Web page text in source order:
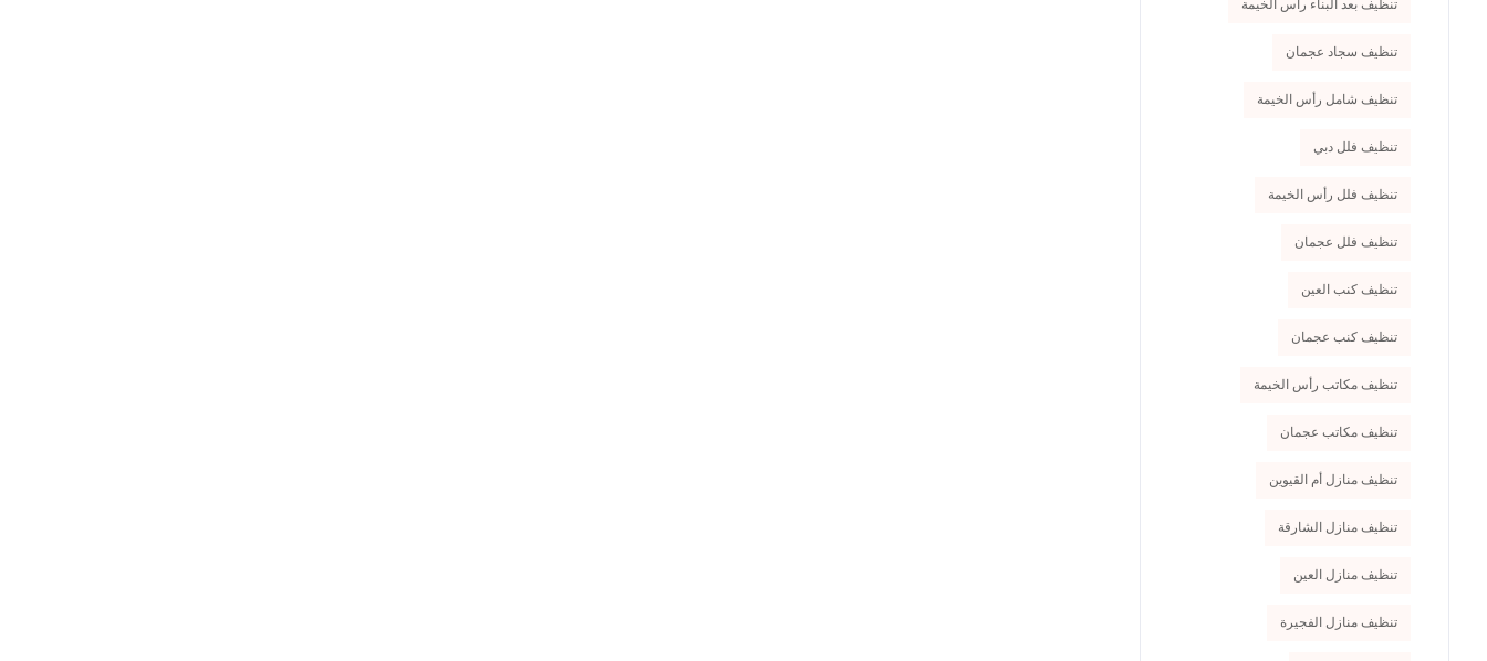
تنظيف بعد البناء رأس الخيمة
تنظيف سجاد عجمان
تنظيف شامل رأس الخيمة
تنظيف فلل دبي
تنظيف فلل رأس الخيمة
تنظيف فلل عجمان
تنظيف كنب العين
تنظيف كنب عجمان
تنظيف مكاتب رأس الخيمة
تنظيف مكاتب عجمان
تنظيف منازل أم القيوين
تنظيف منازل الشارقة
تنظيف منازل العين
تنظيف منازل الفجيرة